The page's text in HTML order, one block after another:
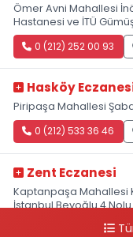
Ömer Avni Mahallesi
Hastanesi ve İTÜ
0 (212) 252 00 93
Hasköy
Piripaşa Mahallesi
0 (212) 533 36 46
Zent Eczanesi
Kaptanpaşa Mahallesi
İstanbul Beyoğlu 4 Nolu
0 (212) 297 96 92